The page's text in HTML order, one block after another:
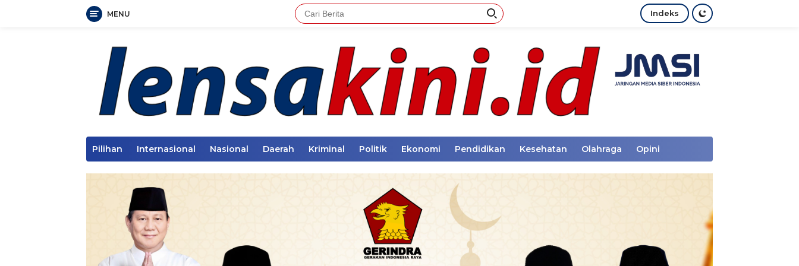
MENU Indeks
Pilihan Internasional Nasional Daerah Kriminal Politik Ekonomi Pendidikan Kesehatan Olahraga Opini